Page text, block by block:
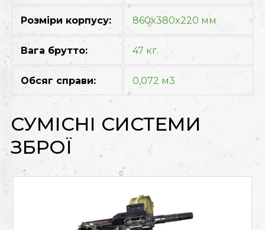
Розміри корпусу: 860x380x220 мм
Вага брутто: 47 кг.
Обсяг справи: 0,072 м3
СУМІСНІ СИСТЕМИ
ЗБРОЇ